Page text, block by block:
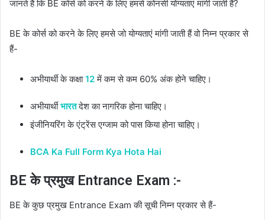
जानते हैं कि BE कोर्स को करने के लिए हमसे कोनसी योग्यताएं मांगी जाती हैं?
BE के कोर्स को करने के लिए हमसे जो योग्यताएं मांगी जाती हैं वो निम्न प्रकार से
हैं-
अभीयार्थी के कक्षा12में कम से कम 60% अंक होने चाहिए।
अभीयार्थीभारतदेश का नागरिक होना चाहिए।
इंजीनियरिंग के एंट्रेंस एग्जाम को पास किया होना चाहिए।
BCA Ka Full Form Kya Hota Hai
BE के प्रमुख Entrance Exam :-
BE के कुछ प्रमुख Entrance Exam की सूची निम्न प्रकार से हैं-